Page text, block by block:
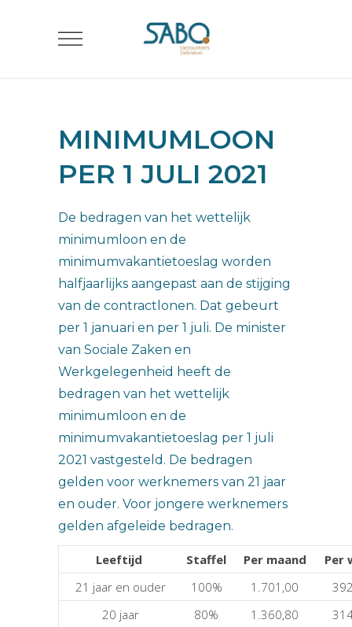
MINIMUMLOON
PER 1 JULI 2021
De bedragen van het wettelijk
minimumloon en de
minimumvakantietoeslag worden
halfjaarlijks aangepast aan de stijging
van de contractlonen. Dat gebeurt
per 1 januari en per 1 juli. De minister
van Sociale Zaken en
Werkgelegenheid heeft de
bedragen van het wettelijk
minimumloon en de
minimumvakantietoeslag per 1 juli
2021 vastgesteld. De bedragen
gelden voor werknemers van 21 jaar
en ouder. Voor jongere werknemers
gelden afgeleide bedragen.
Leeftijd Staffel Per maand
Per
21 jaar en ouder
100% 1.701,00
20 jaar
80% 1.360,80